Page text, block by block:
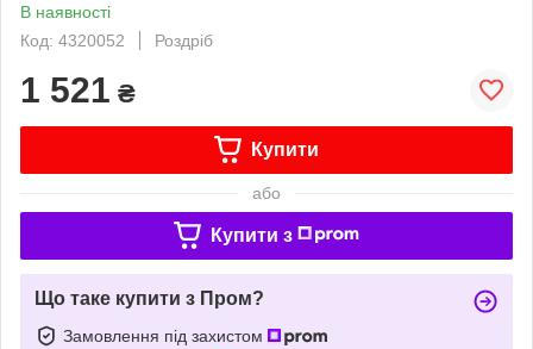
В наявності
Код: 4320052
Роздріб
1 521 ₴
Купити
або
Купити з
Що таке купити з Пром?
Замовлення під захистом